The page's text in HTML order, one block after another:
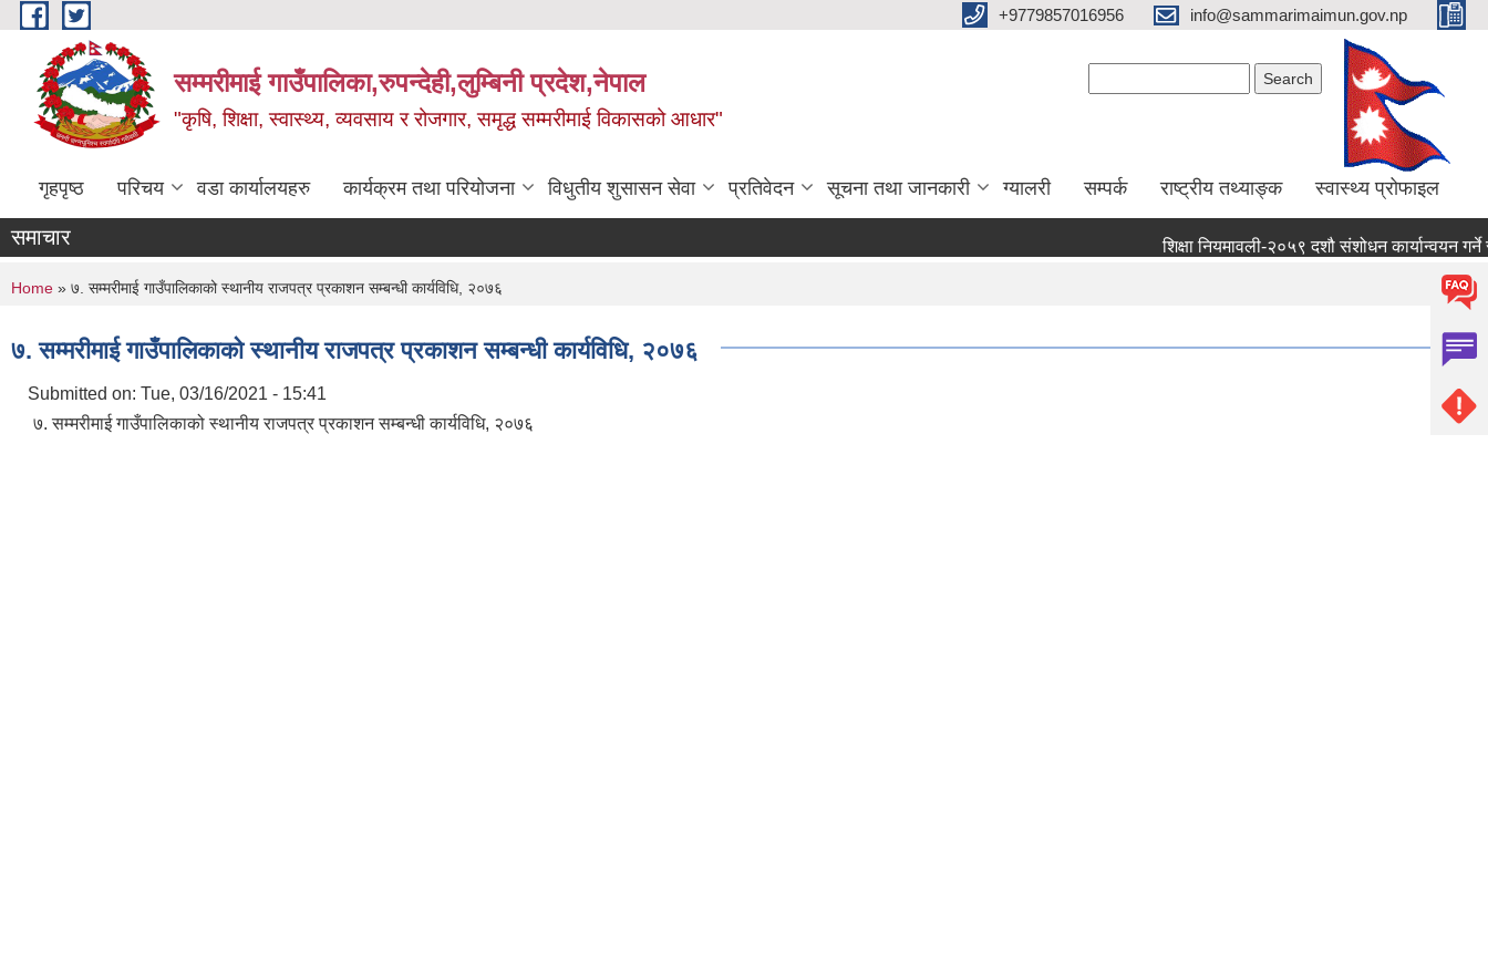
Skip to main content +9779857016956 info@sammarimaimun.gov.np
सम्मरीमाई गाउँपालिका,रुपन्देही,लुम्बिनी प्रदेश,नेपाल
"कृषि, शिक्षा, स्वास्थ्य, व्यवसाय र रोजगार, समृद्ध सम्मरीमाई विकासको आधार"
गृहपृष्ठ परिचय वडा कार्यालयहरु कार्यक्रम तथा परियोजना विधुतीय शुसासन सेवा प्रतिवेदन सूचना तथा जानकारी ग्यालरी सम्पर्क राष्ट्रीय तथ्याङ्क स्वास्थ्य प्रोफाइल
समाचार शिक्षा नियमावली-२०५९ दशौ संशोधन कार्यान्वयन गर्ने
You are here
Home » ७. सम्मरीमाई गाउँपालिकाको स्थानीय राजपत्र प्रकाशन सम्बन्धी कार्यविधि, २०७६
७. सम्मरीमाई गाउँपालिकाको स्थानीय राजपत्र प्रकाशन सम्बन्धी कार्यविधि, २०७६
Submitted on: Tue, 03/16/2021 - 15:41
७. सम्मरीमाई गाउँपालिकाको स्थानीय राजपत्र प्रकाशन सम्बन्धी कार्यविधि, २०७६